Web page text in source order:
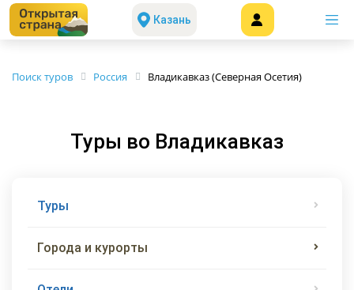
Казань
Поиск туров Россия Владикавказ (Северная Осетия)
Туры во Владикавказ
Туры
Города и курорты